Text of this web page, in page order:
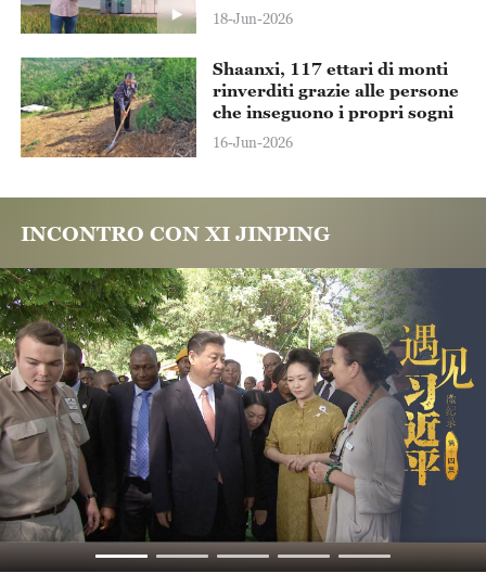
18-Jun-2026
Shaanxi, 117 ettari di monti
rinverditi grazie alle persone
che inseguono i propri sogni
16-Jun-2026
INCONTRO CON XI JINPING